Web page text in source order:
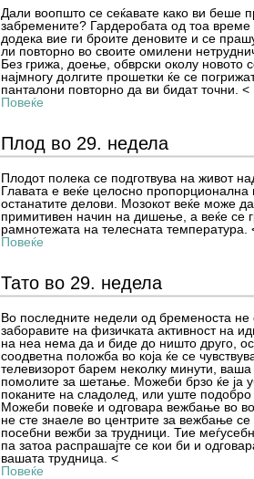
Дали воопшто се сеќавате како ви беше
забремените? Гардеробата од тоа време
додека вие ги броите деновите и се
ли повторно во своите омилени
Без грижа, доење, обврски околу новото
најмногу долгите прошетки ќе се
панталони повторно да ви бидат точни. <
Повеќе
Плод во 29. недела
Плодот полека се подготвува на живот
Главата е веќе целосно пропорционална
останатите делови. Мозокот веќе може
примитивен начин на дишење, а веќе се
рамнотежата на телесната температура.
Повеќе
Тато во 29. недела
Во последните недели од бременоста не
заборавите на физичката активност на
на неа нема да и биде до ништо друго,
соодветна положба во која ќе се
телевизорот барем неколку минути, ваша
помолите за шетање. Можеби брзо ќе ја
поканите на сладолед, или уште подобро
Можеби повеќе и одговара вежбање во
не сте знаеле во центрите за вежбање се
посебни вежби за трудници. Тие
па затоа распрашајте се кои би и
вашата трудница. <
Повеќе